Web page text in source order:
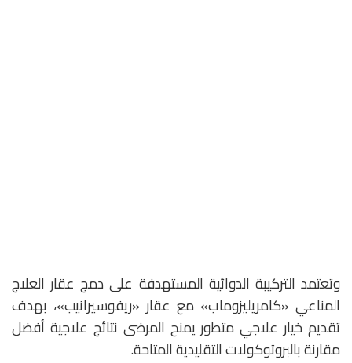
وتعتمد التركيبة الدوائية المستهدفة على دمج عقار العلاج
المناعي «كامريليزوماب» مع عقار «ريفوسيرانيب»، بهدف
تقديم خيار علاجي متطور يمنح المرضى نتائج علاجية أفضل
مقارنة بالبروتوكولات التقليدية المتاحة.